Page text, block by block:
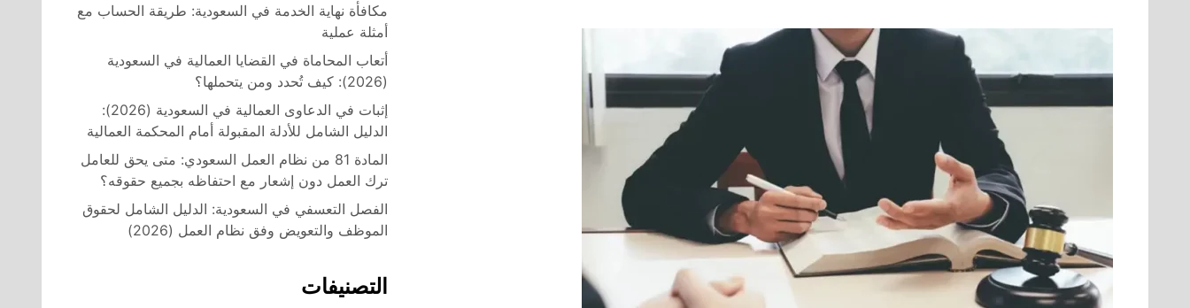
مكافأة نهاية الخدمة في السعودية: طريقة الحساب مع
أمثلة عملية
أتعاب المحاماة في القضايا العمالية في السعودية
(2026): كيف تُحدد ومن يتحملها؟
إثبات في الدعاوى العمالية في السعودية (2026):
الدليل الشامل للأدلة المقبولة أمام المحكمة العمالية
المادة 81 من نظام العمل السعودي: متى يحق للعامل
ترك العمل دون إشعار مع احتفاظه بجميع حقوقه؟
الفصل التعسفي في السعودية: الدليل الشامل لحقوق
الموظف والتعويض وفق نظام العمل (2026)
التصنيفات